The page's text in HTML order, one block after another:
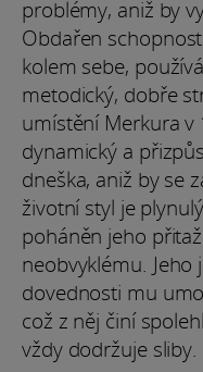
problémy, aniž by
Obdařen
kolem sebe,
metodický, dobře
umístění Merkura v
dynamický a
dneška, aniž by se
životní styl je
poháněn jeho
neobvyklému.
dovednosti mu
což z něj činí
vždy dodržuje sliby.